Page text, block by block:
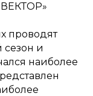
проводят
и
наиболее